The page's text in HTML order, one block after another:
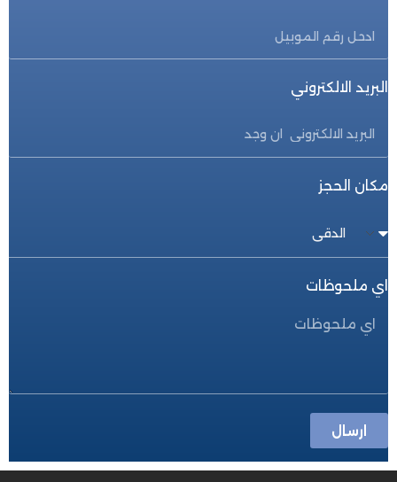
البريد الالكتروني
مكان الحجز
اي ملحوظات
ارسال